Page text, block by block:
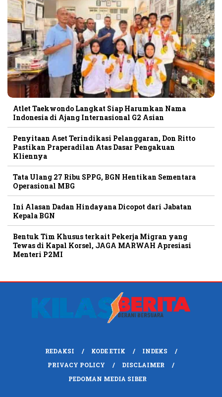
Atlet Taekwondo Langkat Siap Harumkan Nama
Indonesia di Ajang Internasional G2 Asian
Penyitaan Aset Terindikasi Pelanggaran, Don Ritto
Pastikan Praperadilan Atas Dasar Pengakuan
Kliennya
Tata Ulang 27 Ribu SPPG, BGN Hentikan Sementara
Operasional MBG
Ini Alasan Dadan Hindayana Dicopot dari Jabatan
Kepala BGN
Bentuk Tim Khusus terkait Pekerja Migran yang
Tewas di Kapal Korsel, JAGA MARWAH Apresiasi
Menteri P2MI
REDAKSI KODE ETIK
INDEKS
PRIVACY POLICY
DISCLAIMER
PEDOMAN MEDIA SIBER